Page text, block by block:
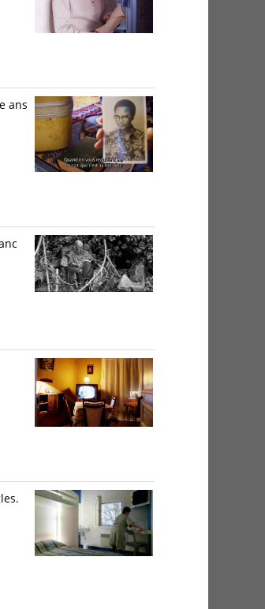
ans